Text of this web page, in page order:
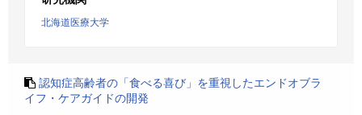
北海道医療大学
認知症高齢者の「食べる喜び」を重視したエンドオブラ
イフ・ケアガイドの開発